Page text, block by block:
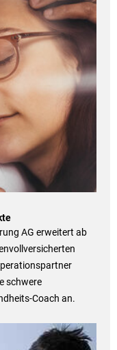
AG erweitert ab
schwere
Coach an.